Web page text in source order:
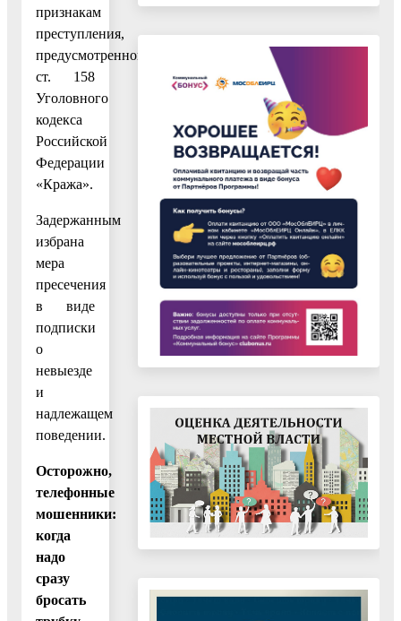
признакам
преступления,
предусмотренного
ст. 158
Уголовного
кодекса
Российской
Федерации
«Кража».
Задержанным
избрана
мера
пресечения
в виде
подписки
о
невыезде
и
надлежащем
поведении.
Осторожно,
телефонные
мошенники:
когда
надо
сразу
бросать